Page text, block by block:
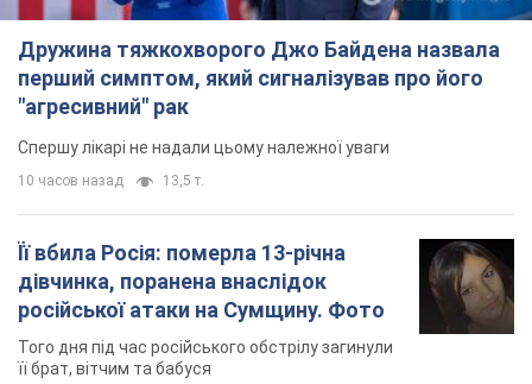
Дружина тяжкохворого Джо Байдена назвала
перший симптом, який сигналізував про його
"агресивний" рак
Спершу лікарі не надали цьому належної уваги
10 часов назад 13,5 т.
Її вбила Росія: померла 13-річна
дівчинка, поранена внаслідок
російської атаки на Сумщину. Фото
Того дня під час російського обстрілу загинули
її брат, вітчим та бабуся